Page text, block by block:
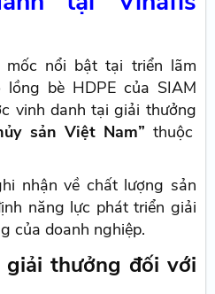
nổi bật tại triển lãm
bè HDPE của SIAM
vinh danh tại giải thưởng
sản Việt Nam” thuộc
nhận về chất lượng sản
năng lực phát triển giải
của doanh nghiệp.
giải thưởng đối với